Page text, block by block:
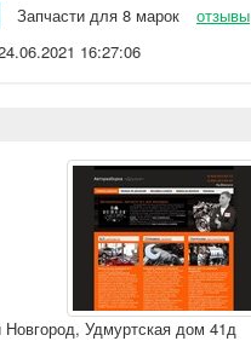
Запчасти для 8 марок
отзывы
16:27:06
Новгород, Удмуртская дом 41д